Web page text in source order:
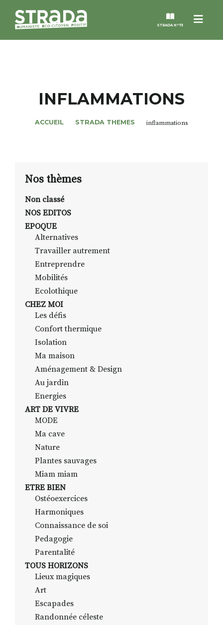
Menu
STRADA N°73
MAGAZINES
NOS THÈMES
ALTER STRADA
ROSÉE DE MAI
RECHERCHER
INFLAMMATIONS
ACCUEIL STRADA THEMES inflammations
Nos thèmes
Non classé
NOS EDITOS
EPOQUE
Alternatives
Travailler autrement
Entreprendre
Mobilités
Ecolothique
CHEZ MOI
Les défis
Confort thermique
Isolation
Ma maison
Aménagement & Design
Au jardin
Energies
ART DE VIVRE
MODE
Ma cave
Nature
Plantes sauvages
Miam miam
ETRE BIEN
Ostéoexercices
Harmoniques
Connaissance de soi
Pedagogie
Parentalité
TOUS HORIZONS
Lieux magiques
Art
Escapades
Randonnée céleste